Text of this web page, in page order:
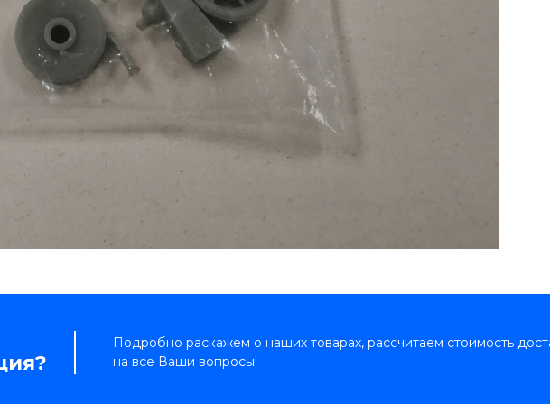
Подробно раскажем о наших товарах, рассчитаем стоимость
на все Ваши вопросы!